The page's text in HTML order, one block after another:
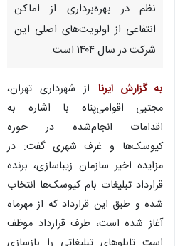
نظم در بهره‌برداری از اماکن
انتفاعی از اولویت‌های اصلی این
شرکت در سال ۱۴۰۴ است.
به گزارش ایرنا از شهرداری تهران،
مجتبی اقوامی‌پناه با اشاره به
اقدامات انجام‌شده در حوزه
کیوسک‌ها و غرف شهری گفت: در
مزایده اخیر سازمان زیباسازی، برنده
قرارداد تبلیغات بام کیوسک‌ها انتخاب
شده و طبق این قرارداد که از مهرماه
آغاز شده است، طرف قرارداد موظف